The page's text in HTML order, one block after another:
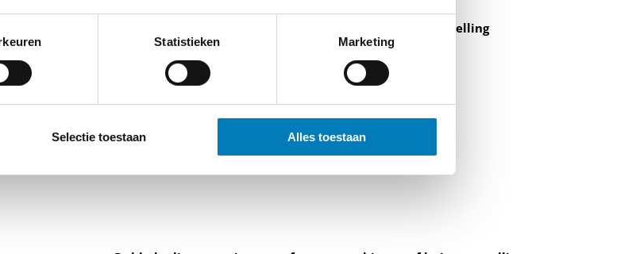
Statistieken Marketing
Selectie toestaan Alles toestaan
Stroomtransformatoren voor binnen of buitenopstelling